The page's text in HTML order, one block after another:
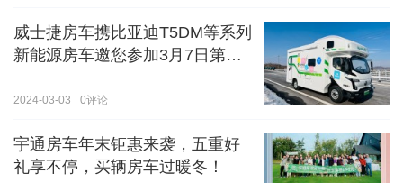
威士捷房车携比亚迪T5DM等系列
新能源房车邀您参加3月7日第八
2024-03-03 0评论
宇通房车年末钜惠来袭，五重好
礼享不停，买辆房车过暖冬！